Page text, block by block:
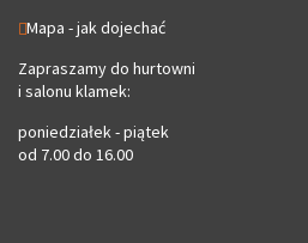
Mapa - jak dojechać
Zapraszamy do hurtowni
i salonu klamek:
poniedziałek - piątek
od 7.00 do 16.00